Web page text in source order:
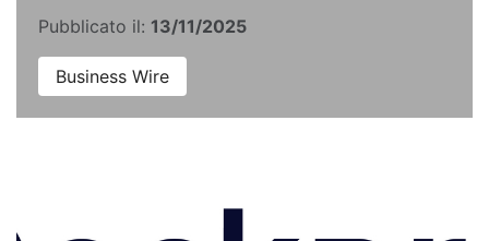
Pubblicato il: 13/11/2025
Business Wire